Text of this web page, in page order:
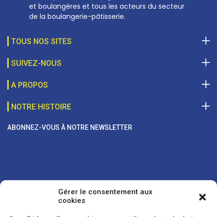
Gérer le consentement aux
cookies
et boulangères et tous les acteurs du secteur
de la boulangerie-pâtisserie.
TOUS NOS SITES
SUIVEZ-NOUS
A PROPOS
NOTRE HISTOIRE
ABONNEZ-VOUS À NOTRE NEWSLETTER